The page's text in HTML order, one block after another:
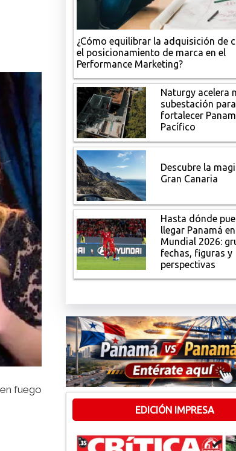
fuego
¿Cómo equilibrar la adquisición de
el posicionamiento de marca en el
Performance Marketing?
Naturgy acelera
subestación para
fortalecer
Pacífico
Descubre la
Gran Canaria
Hasta dónde
llegar Panamá
Mundial 2026:
fechas, figuras y
perspectivas
EDICIÓN IMPRESA